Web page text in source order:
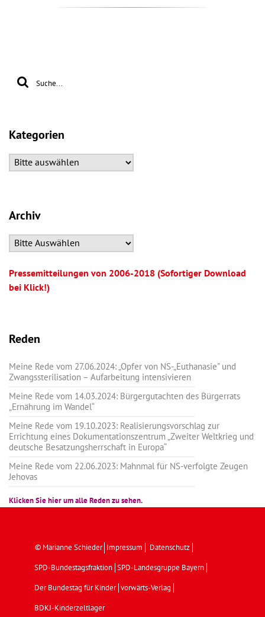
Kategorien
Archiv
Pressemitteilungen von 2006-2018 (Sofortiger Download
bei Klick!)
Reden
Meine Rede vom 27.06.2024: „Opfer von NS-„Euthanasie” und
Zwangssterilisation – Aufarbeitung intensivieren
Meine Rede vom 14.03.2024: Bürgergutachten des Bürgerrats
„Ernährung im Wandel“
Meine Rede vom 19.10.2023: Realisierungsvorschlag zur
Errichtung eines Dokumentationszentrum „Zweiter Weltkrieg und
deutsche Besatzungsherrschaft in Europa“
Meine Rede vom 22.06.2023: Mahnmal für NS-verfolgte Zeugen
Jehovas
Klicken Sie hier um alle Reden zu sehen.
© Marianne Schieder Impressum Datenschutz
SPD-Bundestagsfraktion SPD-Landesgruppe Bayern
Der Bundestag für Kinder vorwärts-Verlag
BDKJ-Kinderzeltlager